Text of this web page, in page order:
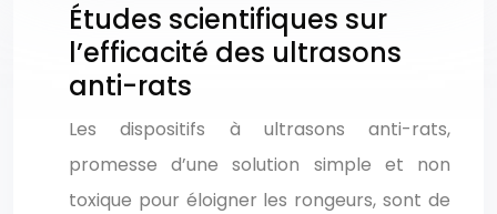
Études scientifiques sur
l’efficacité des ultrasons
anti-rats
Les dispositifs à ultrasons anti-rats,
promesse d’une solution simple et non
toxique pour éloigner les rongeurs, sont de